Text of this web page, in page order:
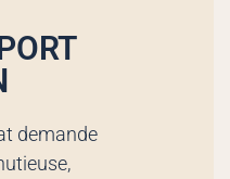
demande